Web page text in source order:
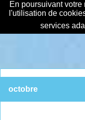
En poursuivant
l'utilisation de
services
octobre